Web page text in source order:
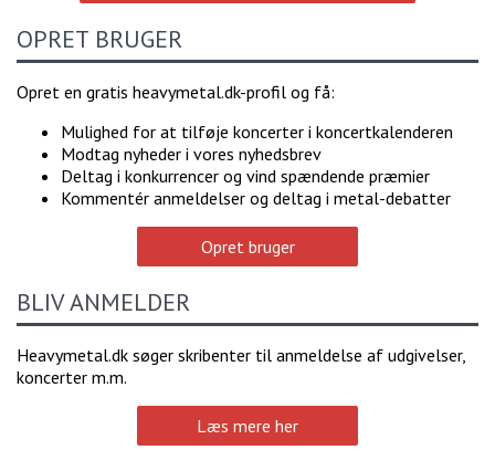
OPRET BRUGER
Opret en gratis heavymetal.dk-profil og få:
Mulighed for at tilføje koncerter i koncertkalenderen
Modtag nyheder i vores nyhedsbrev
Deltag i konkurrencer og vind spændende præmier
Kommentér anmeldelser og deltag i metal-debatter
Opret bruger
BLIV ANMELDER
Heavymetal.dk søger skribenter til anmeldelse af udgivelser,
koncerter m.m.
Læs mere her